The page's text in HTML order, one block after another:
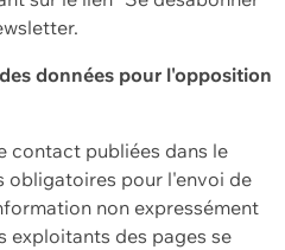
données pour l'opposition
contact publiées dans le
obligatoires pour l'envoi de
non expressément
exploitants des pages se